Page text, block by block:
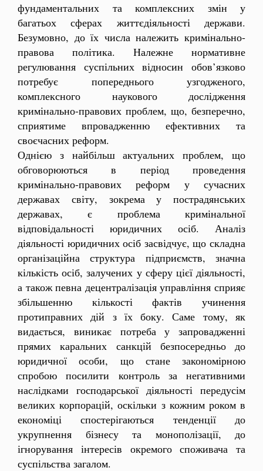
фундаментальних та комплексних змін у
багатьох сферах життєдіяльності держави.
Безумовно, до їх числа належить кримінально-
правова політика. Належне нормативне
регулювання суспільних відносин обов’язково
потребує попереднього узгодженого,
комплексного наукового дослідження
кримінально-правових проблем, що, безперечно,
сприятиме впровадженню ефективних та
своєчасних реформ.
Однією з найбільш актуальних проблем, що
обговорюються в період проведення
кримінально-правових реформ у сучасних
державах світу, зокрема у пострадянських
державах, є проблема кримінальної
відповідальності юридичних осіб. Аналіз
діяльності юридичних осіб засвідчує, що складна
організаційна структура підприємств, значна
кількість осіб, залучених у сферу цієї діяльності,
а також певна децентралізація управління сприяє
збільшенню кількості фактів учинення
протиправних дій з їх боку. Саме тому, як
видається, виникає потреба у запровадженні
прямих каральних санкцій безпосередньо до
юридичної особи, що стане закономірною
спробою посилити контроль за негативними
наслідками господарської діяльності передусім
великих корпорацій, оскільки з кожним роком в
економіці спостерігаються тенденції до
укрупнення бізнесу та монополізації, до
ігнорування інтересів окремого споживача та
суспільства загалом.